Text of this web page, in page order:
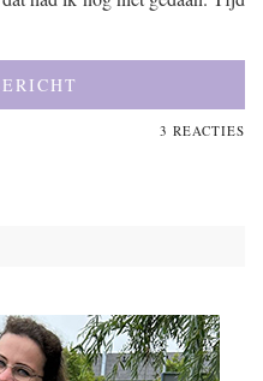
3 REACTIES